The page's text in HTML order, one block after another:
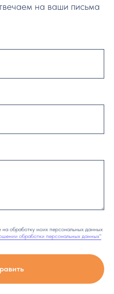
на ваши письма
обработку моих персональных данных
обработки персональных данных"